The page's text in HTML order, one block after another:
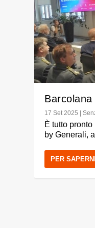
17 Set 2025 |
È tutto
by Generali,
PER